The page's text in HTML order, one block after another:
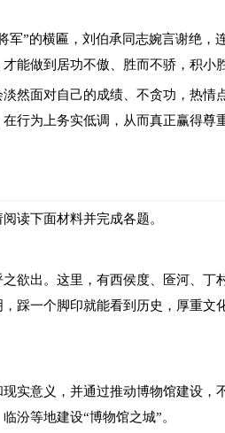
身来到了旗杆下方。风在吹，只
力将手榴弹扔进敌群。随着轰的一
力，爬向湘江北岸的方向，向前
、升起，接着一个又一个年轻战士
共国际师出征歌》：
于江西，由万余名模范青少年组成
牺牲、追寻和传承的故事。请参与
的作用。
带吴钩”，写一段不少于150字的赏析
”的横匾，刘伯承同志婉言谢绝
做到居功不傲、胜而不骄，积小
然面对自己的成绩、不贪功，热
行为上务实低调，从而真正赢得尊重
干奉献精神，用汗水浇灌收获，以
据的丰富性。”请给观点“谦逊低调
并完成下面组长的发言。
力。
以“涵养谦逊低调之风”为题目更好
“论谦逊低调”为题目。
读下面材料并完成各题。
欲出。这里，有西侯度、匼河、
踩一个脚印就能看到历史，厚重
实意义，并通过推动博物馆建设
汾等地建设“博物馆之城”。